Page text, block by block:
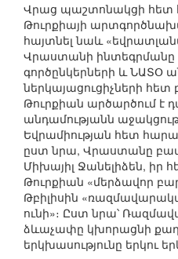
Վրաց պաշտոնակցի
Թուրքիայի
հայտնել նաև
Վրաստանի ինտեգրմանը
գործընկերների և ՆԱՏՕ
ներկայացուցիչների հետ
Թուրքիան արծարծում է
անդամությանն
Եվրամիության հետ
ըստ նրա, Վրաստանը
Միխայիլ Ջանելիձեն, իր
Թուրքիան «մերձավոր
Թբիլիսին
ունի»։ Ըստ նրա՝
ձևաչափը կխորացնի
երկխասությունը երկու